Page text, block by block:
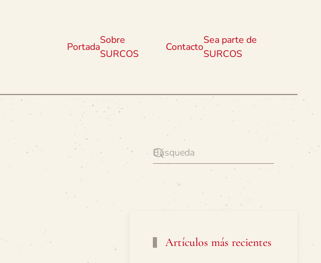
Portada
Sobre
SURCOS
Contacto
Sea parte de
SURCOS
Artículos más recientes